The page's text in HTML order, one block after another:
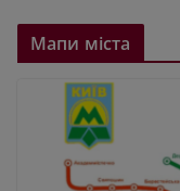
Мапи міста